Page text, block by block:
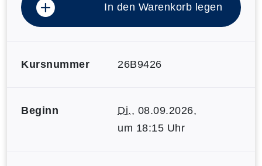
In den Warenkorb legen
Kursnummer 26B9426
Beginn Di., 08.09.2026,
um 18:15 Uhr